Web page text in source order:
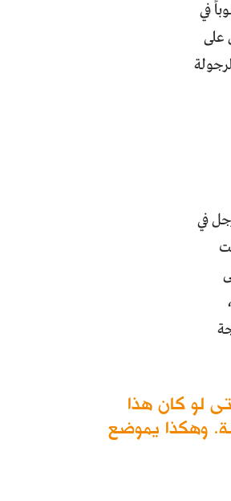
في
على
في
لو كان هذا
وهكذا يموضع